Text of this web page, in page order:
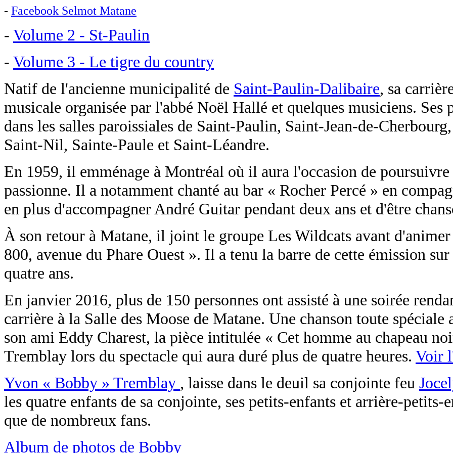
- Facebook Selmot Matane
- Volume 2 - St-Paulin
- Volume 3 - Le tigre du country
Natif de l'ancienne municipalité de Saint-Paulin-Dalibaire, sa
musicale organisée par l'abbé Noël Hallé et quelques musiciens. Ses
dans les salles paroissiales de Saint-Paulin, Saint-Jean-de-
Saint-Nil, Sainte-Paule et Saint-Léandre.
En 1959, il emménage à Montréal où il aura l'occasion de
passionne. Il a notamment chanté au bar « Rocher Percé » en
en plus d'accompagner André Guitar pendant deux ans et d'être
À son retour à Matane, il joint le groupe Les Wildcats avant
800, avenue du Phare Ouest ». Il a tenu la barre de cette émission
quatre ans.
En janvier 2016, plus de 150 personnes ont assisté à une soirée
carrière à la Salle des Moose de Matane. Une chanson toute
son ami Eddy Charest, la pièce intitulée « Cet homme au chapeau
Tremblay lors du spectacle qui aura duré plus de quatre heures. Voir
Yvon « Bobby » Tremblay , laisse dans le deuil sa conjointe feu
les quatre enfants de sa conjointe, ses petits-enfants et arrière-petits-
que de nombreux fans.
Album de photos de Bobby